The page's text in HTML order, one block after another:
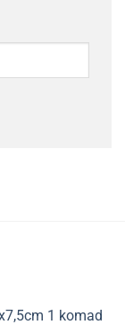
1 komad